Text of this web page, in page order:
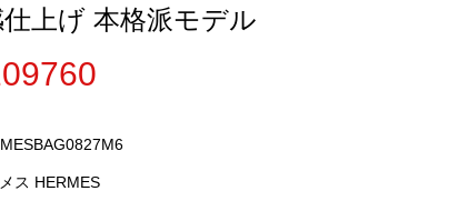
上げ 本格派モデル
ス HERMES